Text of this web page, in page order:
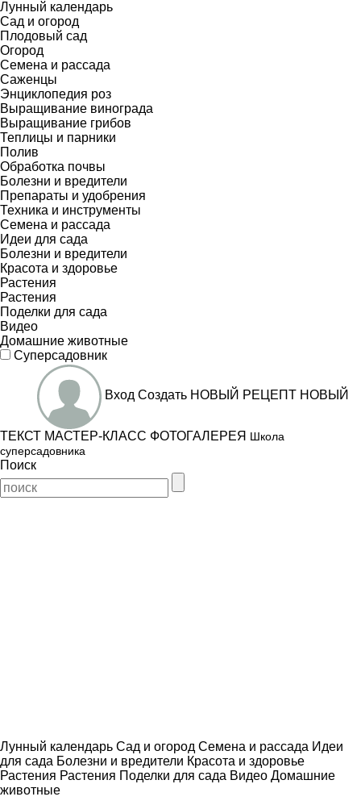
Лунный календарь
Сад и огород
Плодовый сад
Огород
Семена и рассада
Саженцы
Энциклопедия роз
Выращивание винограда
Выращивание грибов
Теплицы и парники
Полив
Обработка почвы
Болезни и вредители
Препараты и удобрения
Техника и инструменты
Семена и рассада
Идеи для сада
Болезни и вредители
Красота и здоровье
Растения
Растения
Поделки для сада
Видео
Домашние животные
Суперсадовник
Вход Создать НОВЫЙ РЕЦЕПТ НОВЫЙ
ТЕКСТ МАСТЕР-КЛАСС ФОТОГАЛЕРЕЯ Школа
суперсадовника
Поиск
Лунный календарь Сад и огород Семена и рассада Идеи
для сада Болезни и вредители Красота и здоровье
Растения Растения Поделки для сада Видео Домашние
животные